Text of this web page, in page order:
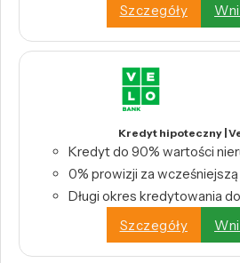
Szczegóły
Kredyt hipoteczny |
Kredyt do 90% wartości
0% prowizji za wcześniejszą
Długi okres kredytowania
Szczegóły